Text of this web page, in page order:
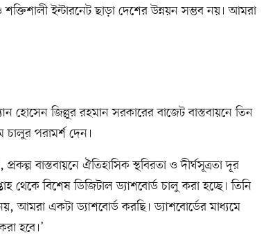
ইন্টারনেট ছাড়া দেশের উন্নয়ন সম্ভব নয়। আমরা
হোসেন জিল্লুর রহমান সরকারের বাজেট বাস্তবায়নে তিন
চালুর পরামর্শ দেন।
বাস্তবায়নে ঐতিহাসিক স্থবিরতা ও দীর্ঘসূত্রতা দূর
থেকে বিশেষ ডিজিটাল ড্যাশবোর্ড চালু করা হচ্ছে। তিনি
আমরা একটা ড্যাশবোর্ড করছি। ড্যাশবোর্ডের মাধ্যমে
হবে।’